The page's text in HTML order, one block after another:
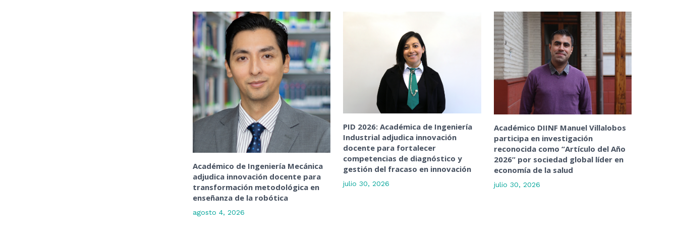
Académico de Ingeniería Mecánica
adjudica innovación docente para
transformación metodológica en
enseñanza de la robótica
agosto 4, 2026
PID 2026: Académica de Ingeniería
Industrial adjudica innovación
docente para fortalecer
competencias de diagnóstico y
gestión del fracaso en innovación
julio 30, 2026
Académico DIINF Manuel Villalobos
participa en investigación
reconocida como “Artículo del Año
2026” por sociedad global líder en
economía de la salud
julio 30, 2026